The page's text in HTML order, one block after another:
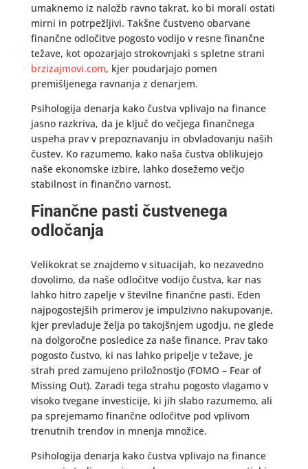
umaknemo iz naložb ravno takrat, ko bi morali ostati
mirni in potrpežljivi. Takšne čustveno obarvane
finančne odločitve pogosto vodijo v resne finančne
težave, kot opozarjajo strokovnjaki s spletne strani
brzizajmovi.com, kjer poudarjajo pomen
premišljenega ravnanja z denarjem.
Psihologija denarja kako čustva vplivajo na finance
jasno razkriva, da je ključ do večjega finančnega
uspeha prav v prepoznavanju in obvladovanju naših
čustev. Ko razumemo, kako naša čustva oblikujejo
naše ekonomske izbire, lahko dosežemo večjo
stabilnost in finančno varnost.
Finančne pasti čustvenega
odločanja
Velikokrat se znajdemo v situacijah, ko nezavedno
dovolimo, da naše odločitve vodijo čustva, kar nas
lahko hitro zapelje v številne finančne pasti. Eden
najpogostejših primerov je impulzivno nakupovanje,
kjer prevladuje želja po takojšnjem ugodju, ne glede
na dolgoročne posledice za naše finance. Prav tako
pogosto čustvo, ki nas lahko pripelje v težave, je
strah pred zamujeno priložnostjo (FOMO – Fear of
Missing Out). Zaradi tega strahu pogosto vlagamo v
visoko tvegane investicije, ki jih slabo razumemo, ali
pa sprejemamo finančne odločitve pod vplivom
trenutnih trendov in mnenja množice.
Psihologija denarja kako čustva vplivajo na finance